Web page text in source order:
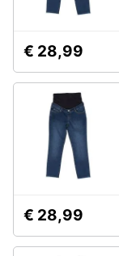
€ 28,99
€ 28,99